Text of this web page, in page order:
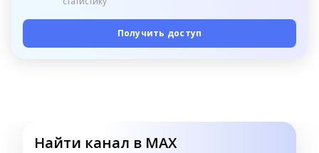
Получить доступ
Найти канал в MAX